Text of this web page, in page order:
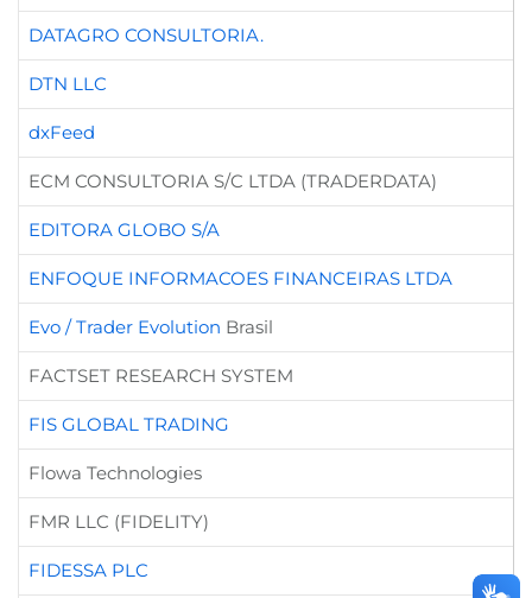
DATAGRO CONSULTORIA.
DTN LLC
dxFeed
ECM CONSULTORIA S/C LTDA (TRADERDATA)
EDITORA GLOBO S/A
ENFOQUE INFORMACOES FINANCEIRAS LTDA
Evo / Trader Evolution Brasil
FACTSET RESEARCH SYSTEM
FIS GLOBAL TRADING
Flowa Technologies
FMR LLC (FIDELITY)
FIDESSA PLC